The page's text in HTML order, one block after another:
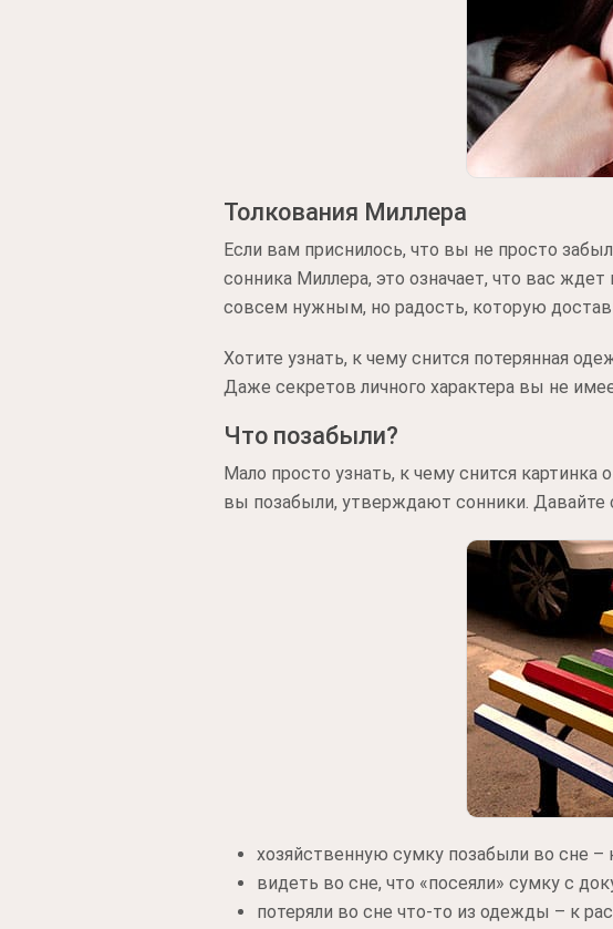
Толкования Миллера
Если вам приснилось, что вы не просто
сонника Миллера, это означает, что вас
совсем нужным, но радость, которую
Хотите узнать, к чему снится потерянная
Даже секретов личного характера вы не
Что позабыли?
Мало просто узнать, к чему снится
вы позабыли, утверждают сонники. Давайте
хозяйственную сумку позабыли во сне
видеть во сне, что «посеяли» сумку с
потеряли во сне что-то из одежды – к